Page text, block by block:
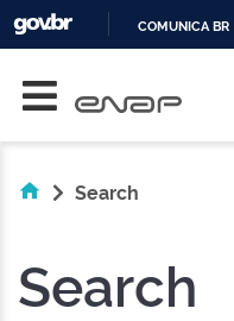
COMUNICA BR
Search
Search